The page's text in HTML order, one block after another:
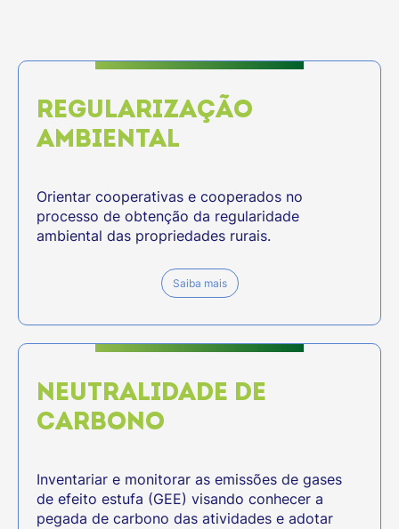
REGULARIZAÇÃO
AMBIENTAL
Orientar cooperativas e cooperados no
processo de obtenção da regularidade
ambiental das propriedades rurais.
Saiba mais
NEUTRALIDADE DE
CARBONO
Inventariar e monitorar as emissões de gases
de efeito estufa (GEE) visando conhecer a
pegada de carbono das atividades e adotar